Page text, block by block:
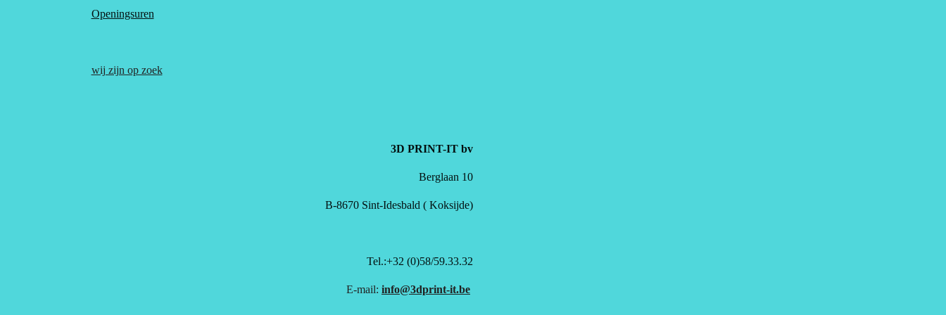
Openingsuren
wij zijn op zoek
3D PRINT-IT bv
Berglaan 10
B-8670 Sint-Idesbald ( Koksijde)
Tel.:+32 (0)58/59.33.32
E-mail: info@3dprint-it.be